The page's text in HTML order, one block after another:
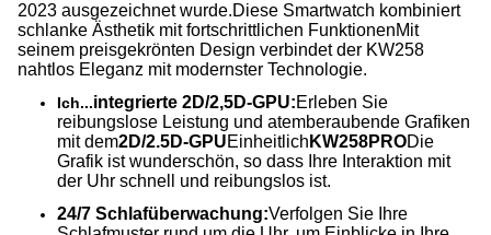
2023 ausgezeichnet wurde.Diese Smartwatch kombiniert
schlanke Ästhetik mit fortschrittlichen FunktionenMit
seinem preisgekrönten Design verbindet der KW258
nahtlos Eleganz mit modernster Technologie.
Ich...integrierte 2D/2,5D-GPU:Erleben Sie
reibungslose Leistung und atemberaubende Grafiken
mit dem2D/2.5D-GPUEinheitlich KW258PRODie
Grafik ist wunderschön, so dass Ihre Interaktion mit
der Uhr schnell und reibungslos ist.
24/7 Schlafüberwachung:Verfolgen Sie Ihre